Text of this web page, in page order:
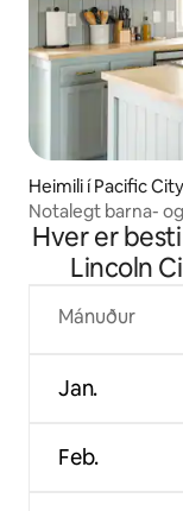
Heimili í Pacific City
Notalegt barna-
potti
Hver er
Lincoln
Mánuður
Jan.
Feb.